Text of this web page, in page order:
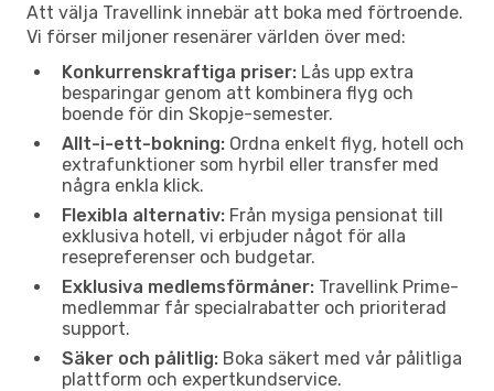
Att välja Travellink innebär att boka med förtroende.
Vi förser miljoner resenärer världen över med:
Konkurrenskraftiga priser: Lås upp extra
besparingar genom att kombinera flyg och
boende för din Skopje-semester.
Allt-i-ett-bokning: Ordna enkelt flyg, hotell och
extrafunktioner som hyrbil eller transfer med
några enkla klick.
Flexibla alternativ: Från mysiga pensionat till
exklusiva hotell, vi erbjuder något för alla
resepreferenser och budgetar.
Exklusiva medlemsförmåner: Travellink Prime-
medlemmar får specialrabatter och prioriterad
support.
Säker och pålitlig: Boka säkert med vår pålitliga
plattform och expertkundservice.